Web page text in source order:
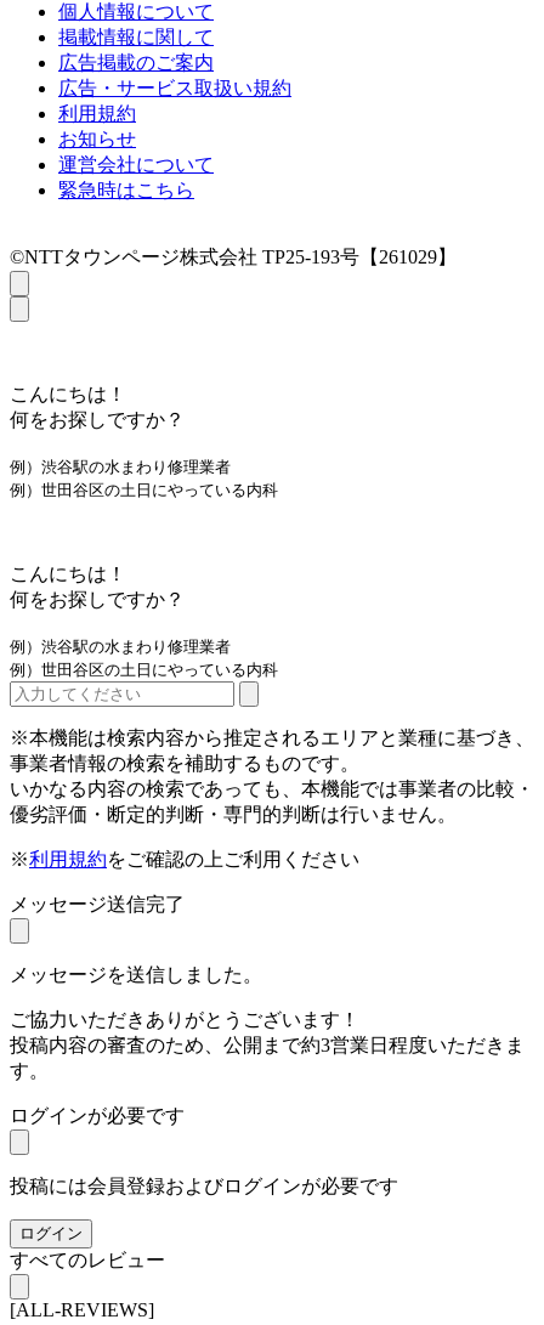
個人情報について
掲載情報に関して
広告掲載のご案内
広告・サービス取扱い規約
利用規約
お知らせ
運営会社について
緊急時はこちら
©NTTタウンページ株式会社 TP25-193号【261029】
こんにちは！
何をお探しですか？
例）渋谷駅の水まわり修理業者
例）世田谷区の土日にやっている内科
こんにちは！
何をお探しですか？
例）渋谷駅の水まわり修理業者
例）世田谷区の土日にやっている内科
※本機能は検索内容から推定されるエリアと業種に基づき、
事業者情報の検索を補助するものです。
いかなる内容の検索であっても、本機能では事業者の比較・
優劣評価・断定的判断・専門的判断は行いません。
※利用規約をご確認の上ご利用ください
メッセージ送信完了
メッセージを送信しました。
ご協力いただきありがとうございます！
投稿内容の審査のため、公開まで約3営業日程度いただきま
す。
ログインが必要です
投稿には会員登録およびログインが必要です
ログイン
すべてのレビュー
[ALL-REVIEWS]